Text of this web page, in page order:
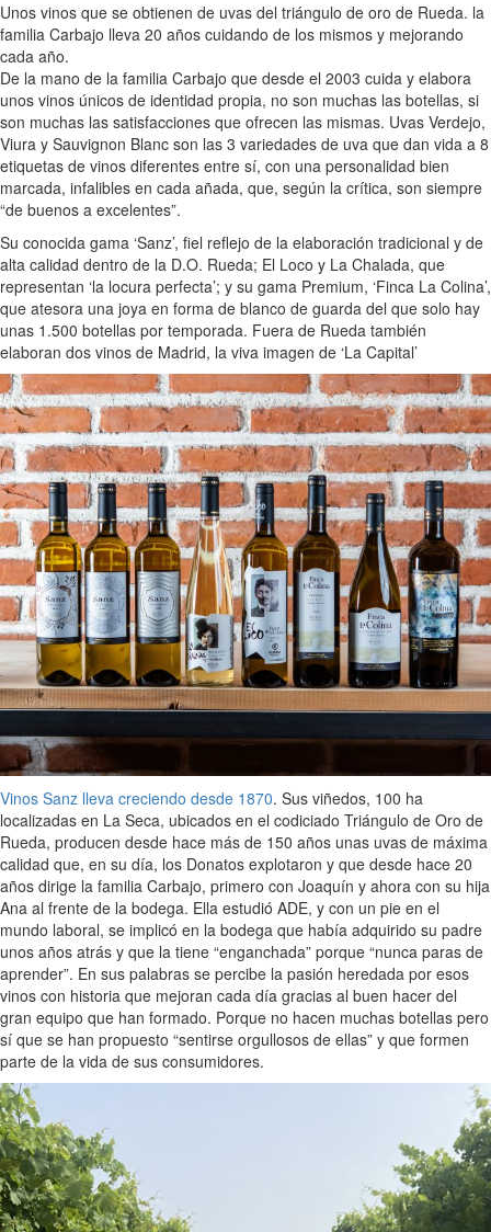
Unos vinos que se obtienen de uvas del triángulo de oro de Rueda. la
familia Carbajo lleva 20 años cuidando de los mismos y mejorando
cada año.
De la mano de la familia Carbajo que desde el 2003 cuida y elabora
unos vinos únicos de identidad propia, no son muchas las botellas, si
son muchas las satisfacciones que ofrecen las mismas. Uvas Verdejo,
Viura y Sauvignon Blanc son las 3 variedades de uva que dan vida a 8
etiquetas de vinos diferentes entre sí, con una personalidad bien
marcada, infalibles en cada añada, que, según la crítica, son siempre
“de buenos a excelentes”.
Su conocida gama ‘Sanz’, fiel reflejo de la elaboración tradicional y de
alta calidad dentro de la D.O. Rueda; El Loco y La Chalada, que
representan ‘la locura perfecta’; y su gama Premium, ‘Finca La Colina’,
que atesora una joya en forma de blanco de guarda del que solo hay
unas 1.500 botellas por temporada. Fuera de Rueda también
elaboran dos vinos de Madrid, la viva imagen de ‘La Capital’
Vinos Sanz lleva creciendo desde 1870. Sus viñedos, 100 ha
localizadas en La Seca, ubicados en el codiciado Triángulo de Oro de
Rueda, producen desde hace más de 150 años unas uvas de máxima
calidad que, en su día, los Donatos explotaron y que desde hace 20
años dirige la familia Carbajo, primero con Joaquín y ahora con su hija
Ana al frente de la bodega. Ella estudió ADE, y con un pie en el
mundo laboral, se implicó en la bodega que había adquirido su padre
unos años atrás y que la tiene “enganchada” porque “nunca paras de
aprender”. En sus palabras se percibe la pasión heredada por esos
vinos con historia que mejoran cada día gracias al buen hacer del
gran equipo que han formado. Porque no hacen muchas botellas pero
sí que se han propuesto “sentirse orgullosos de ellas” y que formen
parte de la vida de sus consumidores.